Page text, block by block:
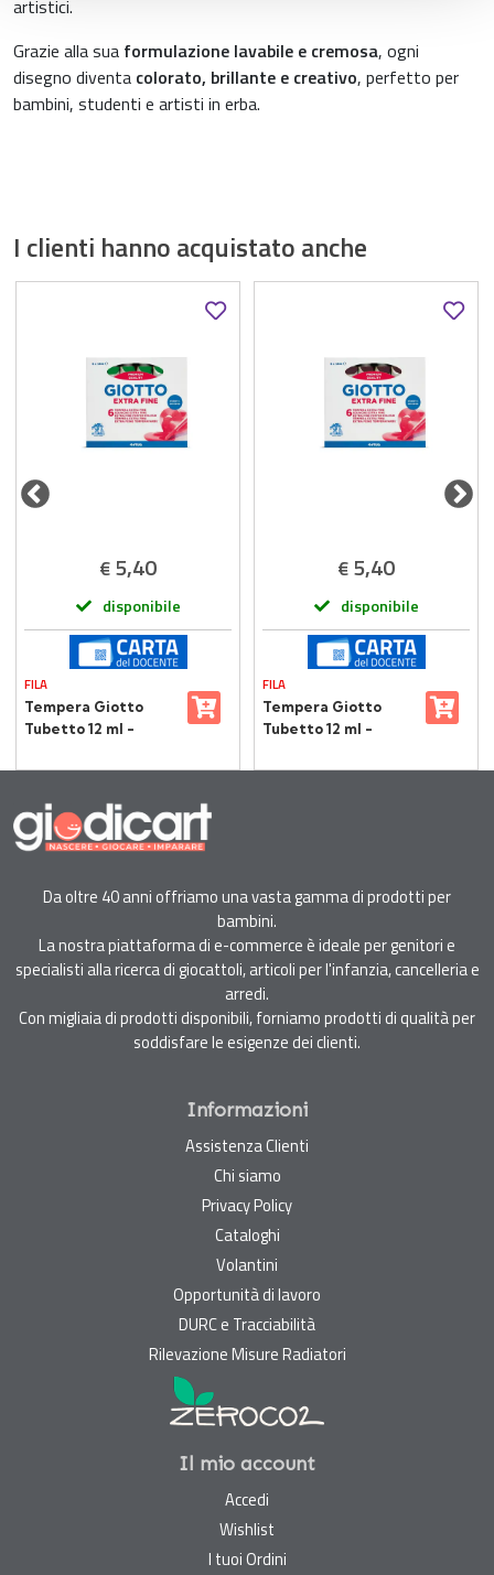
artistici.
Grazie alla sua formulazione lavabile e cremosa, ogni
disegno diventa colorato, brillante e creativo, perfetto per
bambini, studenti e artisti in erba.
I clienti hanno acquistato anche
€5,40
disponibile
FILA
Tempera Giotto
Tubetto 12 ml -
€5,40
disponibile
FILA
Tempera Giotto
Tubetto 12 ml -
Da oltre 40 anni offriamo una vasta gamma di prodotti per
bambini.
La nostra piattaforma di e-commerce è ideale per genitori e
specialisti alla ricerca di giocattoli, articoli per l'infanzia, cancelleria e
arredi.
Con migliaia di prodotti disponibili, forniamo prodotti di qualità per
soddisfare le esigenze dei clienti.
Informazioni
Assistenza Clienti
Chi siamo
Privacy Policy
Cataloghi
Volantini
Opportunità di lavoro
DURC e Tracciabilità
Rilevazione Misure Radiatori
Il mio account
Accedi
Wishlist
I tuoi Ordini